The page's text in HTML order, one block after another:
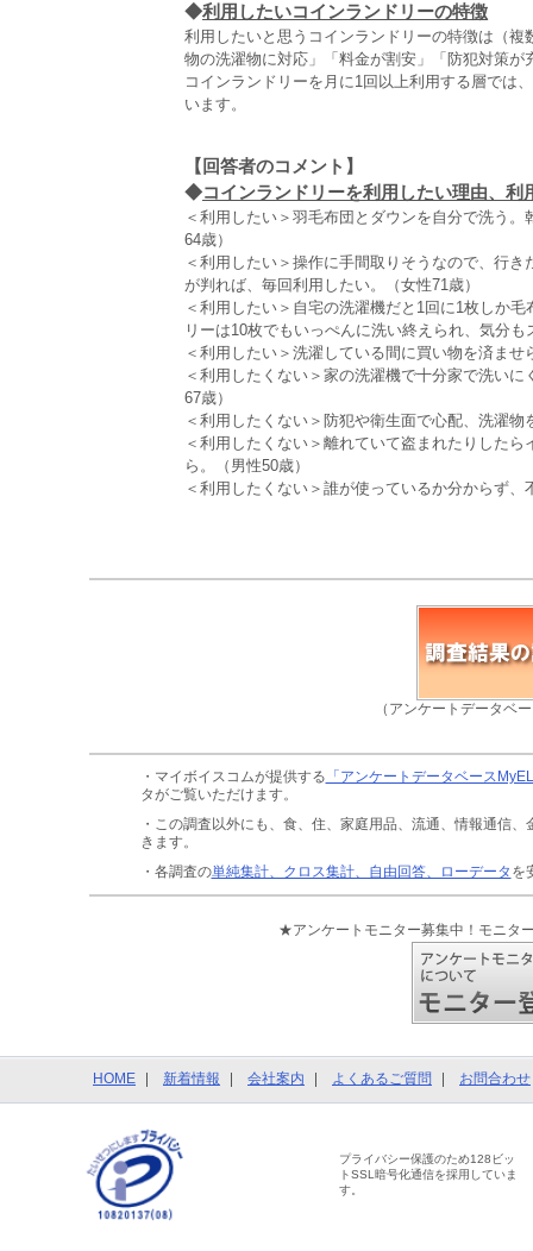
◆利用したいコインランドリーの特徴
利用したいと思うコインランドリーの特徴は（
物の洗濯物に対応」「料金が割安」「防犯対策
コインランドリーを月に1回以上利用する層では
います。
【回答者のコメント】
◆コインランドリーを利用したい理由、利
＜利用したい＞羽毛布団とダウンを自分で洗う
64歳）
＜利用したい＞操作に手間取りそうなので、行
が判れば、毎回利用したい。（女性71歳）
＜利用したい＞自宅の洗濯機だと1回に1枚しか
リーは10枚でもいっぺんに洗い終えられ、気分
＜利用したい＞洗濯している間に買い物を済ませ
＜利用したくない＞家の洗濯機で十分家で洗い
67歳）
＜利用したくない＞防犯や衛生面で心配、洗濯
＜利用したくない＞離れていて盗まれたりした
ら。（男性50歳）
＜利用したくない＞誰が使っているか分からず
（アンケートデータベ
・マイボイスコムが提供する 「アンケートデータベース
タがご覧いただけます。
・この調査以外にも、食、住、家庭用品、流通、情報通信、
きます。
・各調査の単純集計、クロス集計、自由回答、ローデータ を
★アンケートモニター募集中！モニタ
HOME 新着情報 会社案内 よくあるご質問 お問合わせ
プライバシー保護のため128ビッ
トSSL暗号化通信を採用していま
す。